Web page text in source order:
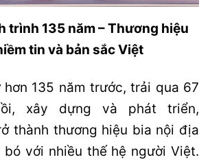
trình 135 năm – Thương hiệu
tin và bản sắc Việt
hơn 135 năm trước, trải qua 67
xây dựng và phát triển,
thành thương hiệu bia nội địa
bó với nhiều thế hệ người Việt.